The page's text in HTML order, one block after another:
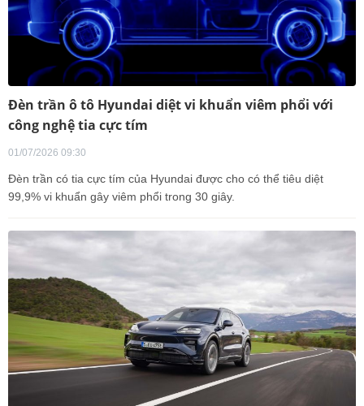
Đèn trần ô tô Hyundai diệt vi khuẩn viêm phổi với
công nghệ tia cực tím
01/07/2026 09:30
Đèn trần có tia cực tím của Hyundai được cho có thể tiêu diệt
99,9% vi khuẩn gây viêm phổi trong 30 giây.